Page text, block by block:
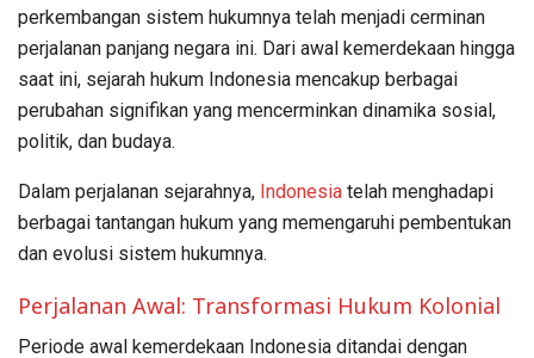
perkembangan sistem hukumnya telah menjadi cerminan
perjalanan panjang negara ini. Dari awal kemerdekaan hingga
saat ini, sejarah hukum Indonesia mencakup berbagai
perubahan signifikan yang mencerminkan dinamika sosial,
politik, dan budaya.
Dalam perjalanan sejarahnya, Indonesia telah menghadapi
berbagai tantangan hukum yang memengaruhi pembentukan
dan evolusi sistem hukumnya.
Perjalanan Awal: Transformasi Hukum Kolonial
Periode awal kemerdekaan Indonesia ditandai dengan